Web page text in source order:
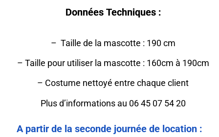
Données Techniques :
– Taille de la mascotte : 190 cm
– Taille pour utiliser la mascotte : 160cm à 190cm
– Costume nettoyé entre chaque client
Plus d’informations au 06 45 07 54 20
A partir de la seconde journée de location :